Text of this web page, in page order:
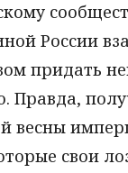
России
придать
Правда,
весны
свои